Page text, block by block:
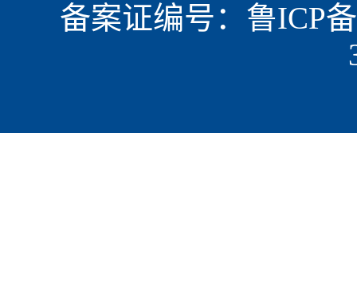
备案证编号：鲁ICP